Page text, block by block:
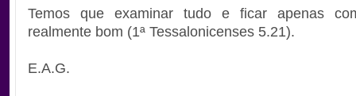
Temos que examinar tudo e ficar apenas
realmente bom (1ª Tessalonicenses 5.21).
E.A.G.